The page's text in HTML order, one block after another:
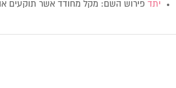
יתד פירוש השם: מקל מחודד אשר תוקעים